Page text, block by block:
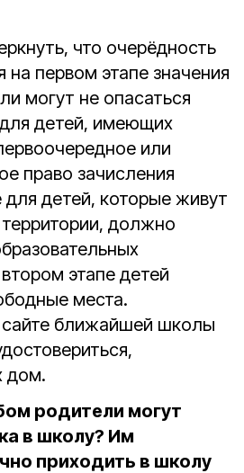
что очерёдность
на первом этапе значения
могут не опасаться
детей, имеющих
или
право зачисления
детей, которые живут
должно
этапе детей
места.
ближайшей школы
дом.
родители могут
в школу? Им
приходить в школу